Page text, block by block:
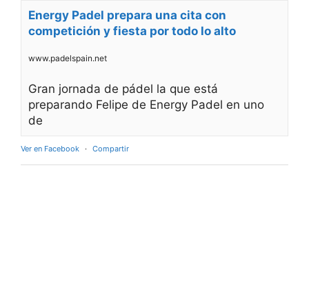
Energy Padel prepara una cita con
competición y fiesta por todo lo alto
www.padelspain.net
Gran jornada de pádel la que está
preparando Felipe de Energy Padel en uno
de
Ver en Facebook · Compartir